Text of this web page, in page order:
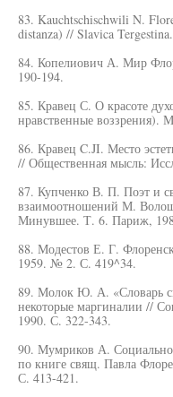
83. Kauchtschischwili N.
distanza) // Slavica
84. Копелиович А. Мир
190-194.
85. Кравец С. О красоте
нравственные воззрения).
86. Кравец C.JI. Место
// Общественная мысль:
87. Купченко В. П. Поэт и
взаимоотношений М.
Минувшее. Т. 6. Париж,
88. Модестов Е. Г.
1959. № 2. С. 419^34.
89. Молок Ю. А. «Словарь
некоторые маргиналии //
1990. С. 322-343.
90. Мумриков А. Социально-
по книге свящ. Павла
С. 413-421.